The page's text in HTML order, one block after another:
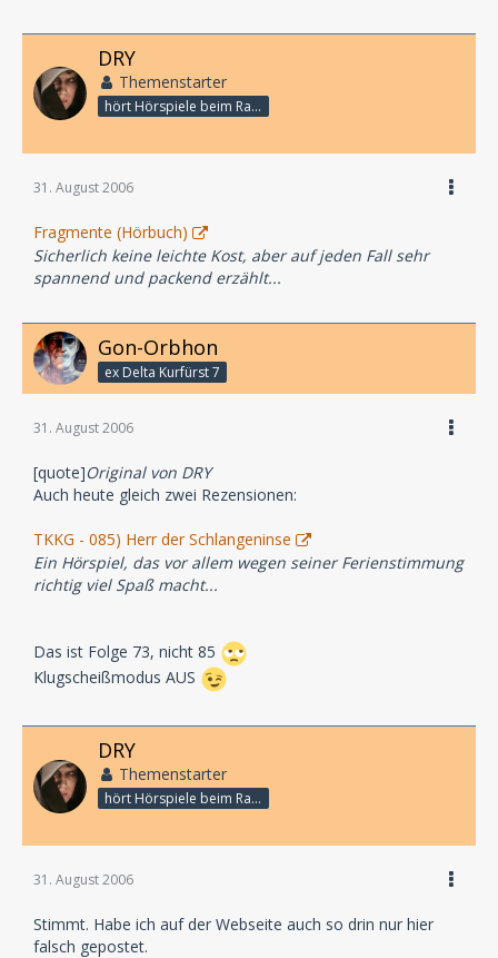
DRY
Themenstarter
hört Hörspiele beim Rasenmähen
31. August 2006
Fragmente (Hörbuch)
Sicherlich keine leichte Kost, aber auf jeden Fall sehr
spannend und packend erzählt...
Gon-Orbhon
ex Delta Kurfürst 7
31. August 2006
[quote]Original von DRY
Auch heute gleich zwei Rezensionen:
TKKG - 085) Herr der Schlangeninse
Ein Hörspiel, das vor allem wegen seiner Ferienstimmung
richtig viel Spaß macht...
Das ist Folge 73, nicht 85
Klugscheißmodus AUS
DRY
Themenstarter
hört Hörspiele beim Rasenmähen
31. August 2006
Stimmt. Habe ich auf der Webseite auch so drin nur hier
falsch gepostet.